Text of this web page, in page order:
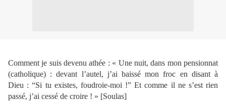
Comment je suis devenu athée : « Une nuit, dans mon pensionnat
(catholique) : devant l’autel, j’ai baissé mon froc en disant à
Dieu : “Si tu existes, foudroie-moi !” Et comme il ne s’est rien
passé, j’ai cessé de croire ! » [Soulas]